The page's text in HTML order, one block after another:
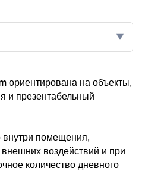
ориентирована на объекты,
и презентабельный
внутри помещения,
воздействий и при
количество дневного